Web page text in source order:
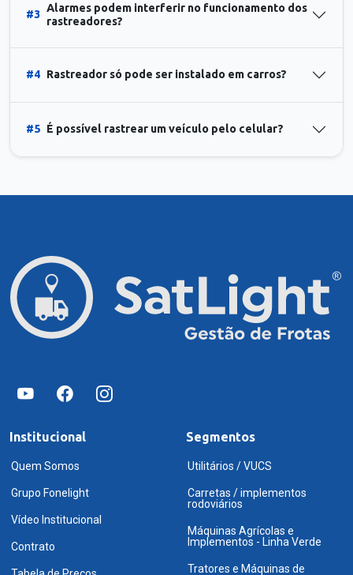
#3
Alarmes podem interferir no funcionamento dos
rastreadores?
#4 Rastreador só pode ser instalado em carros?
#5 É possível rastrear um veículo pelo celular?
Institucional
Quem Somos
Grupo Fonelight
Vídeo Institucional
Contrato
Segmentos
Utilitários / VUCS
Carretas / implementos
rodoviários
Máquinas Agrícolas e
Implementos - Linha Verde
Tratores e Máquinas de